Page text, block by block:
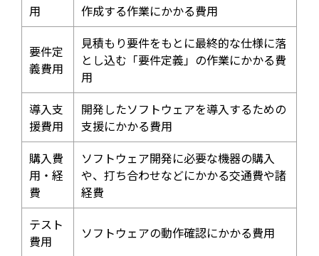
用
作成する作業にかかる費用
要件定
義費用
見積もり要件をもとに最終的な仕様に落
とし込む「要件定義」の作業にかかる費
用
導入支
援費用
開発したソフトウェアを導入するための
支援にかかる費用
購入費
用・経
費
ソフトウェア開発に必要な機器の購入
や、打ち合わせなどにかかる交通費や諸
経費
テスト
費用
ソフトウェアの動作確認にかかる費用